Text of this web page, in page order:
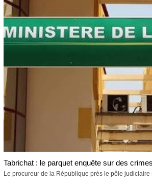
Tabrichat : le parquet enquête sur des
Le procureur de la République près le pôle judiciaire